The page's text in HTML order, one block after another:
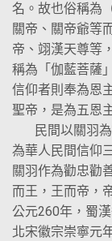
名。故也俗稱為
關帝、關帝爺等
帝、翊漢天尊等
稱為「伽藍菩薩
信仰者則奉為恩
聖帝，是為五恩
民間以關羽為
為華人民間信仰
關羽作為勸忠勸
而王，王而帝，
公元260年，蜀
北宋徽宗崇寧元